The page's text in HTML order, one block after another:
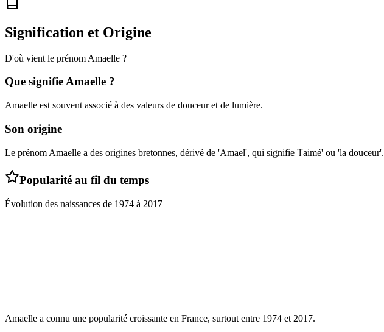
Signification et Origine
D'où vient le prénom Amaelle ?
Que signifieAmaelle ?
Amaelle est souvent associé à des valeurs de douceur et de lumière.
Son origine
Le prénom Amaelle a des origines bretonnes, dérivé de 'Amael', qui signifie 'l'aimé' ou 'la douceur'.
Popularité au fil du temps
Évolution des naissances de 1974 à 2017
Amaelle a connu une popularité croissante en France, surtout entre 1974 et 2017.